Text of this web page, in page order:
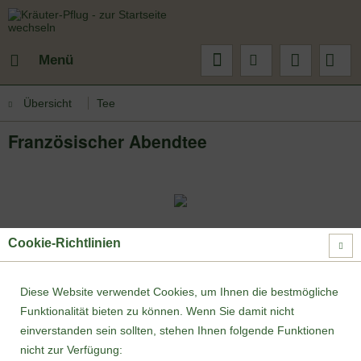
Menü
Übersicht Tee
Französischer Abendtee
Cookie-Richtlinien
Diese Website verwendet Cookies, um Ihnen die bestmögliche
Funktionalität bieten zu können. Wenn Sie damit nicht
einverstanden sein sollten, stehen Ihnen folgende Funktionen
nicht zur Verfügung: